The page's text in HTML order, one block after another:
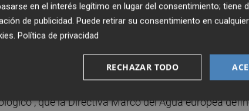
una batimetría para conocer la morfología del
desde hace más de 50 años el problema de las
que la Directiva Marco del Agua europea
en el interés legítimo en lugar del consentimiento; tiene
de publicidad. Puede retirar su consentimiento en
. Política de privacidad
RECHAZAR TODO